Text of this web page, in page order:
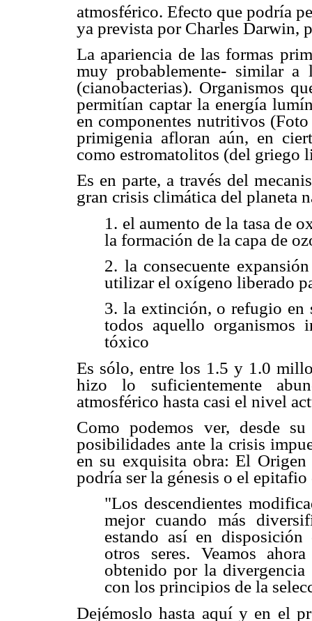
atmosférico. Efecto que podría
ya prevista por Charles Darwin,
La apariencia de las formas
muy probablemente- similar a
(cianobacterias). Organismos
permitían captar la energía
en componentes nutritivos
primigenia afloran aún, en
como estromatolitos (del griego
Es en parte, a través del
gran crisis climática del planeta
1. el aumento de la tasa de
la formación de la capa de
2. la consecuente
utilizar el oxígeno liberado
3. la extinción, o refugio en
todos aquello organismos
tóxico
Es sólo, entre los 1.5 y 1.0
hizo lo suficientemente
atmosférico hasta casi el nivel
Como podemos ver, desde
posibilidades ante la crisis
en su exquisita obra: El
podría ser la génesis o el epitafio
"Los descendientes
mejor cuando más
estando así en disposición
otros seres. Veamos
obtenido por la divergencia
con los principios de la
Dejémoslo hasta aquí y en el